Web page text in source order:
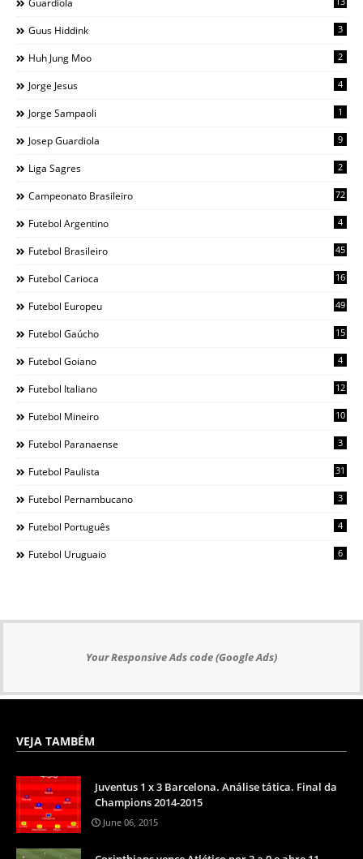
Guardiola
Guus Hiddink 3
Huh Jung Moo 2
Jorge Jesus 4
Jorge Sampaoli 1
Josep Guardiola 9
Liga Sagres 2
Campeonato Brasileiro 72
Futebol Argentino 4
Futebol Brasileiro 45
Futebol Carioca 16
Futebol Europeu 49
Futebol Gaúcho 15
Futebol Goiano 4
Futebol Italiano 12
Futebol Mineiro 10
Futebol Paranaense 3
Futebol Paulista 31
Futebol Pernambucano 3
Futebol Português 4
Futebol Uruguaio 6
Your Responsive Ads code (Google Ads)
VEJA TAMBÉM
Juventus 1 x 3 Barcelona. Análise tática. Final da
Champions 2014-2015
June 06, 2015